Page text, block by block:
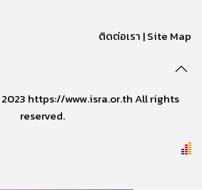
ติดต่อเรา |Site Map
https://www.isra.or.th All rights
reserved.